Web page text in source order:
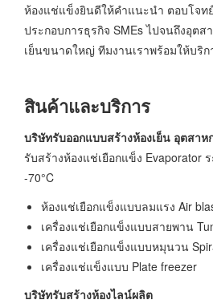
ห้องแช่แข็งยินดีให้คำแนะนำ ตอบโจท
ประกอบการธุรกิจ SMEs ไปจนถึงอุต
เย็นขนาดใหญ่ ทีมงานเราพร้อมให้บริก
สินค้าและบริการ
บริษัทรับออกแบบสร้างห้องเย็น อุตสาห
รับสร้างห้องแช่เยือกแข็ง Evaporator
-70°C
ห้องแช่เยือกแข็งแบบลมแรง Air
เครื่องแช่เยือกแข็งแบบสายพาน
เครื่องแช่เยือกแข็งแบบหมุนวน
เครื่องแช่แข็งแบบ Plate freezer
บริษัทรับสร้างห้องไลน์ผลิต